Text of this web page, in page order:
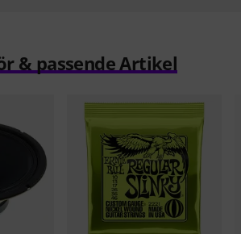
& passende Artikel